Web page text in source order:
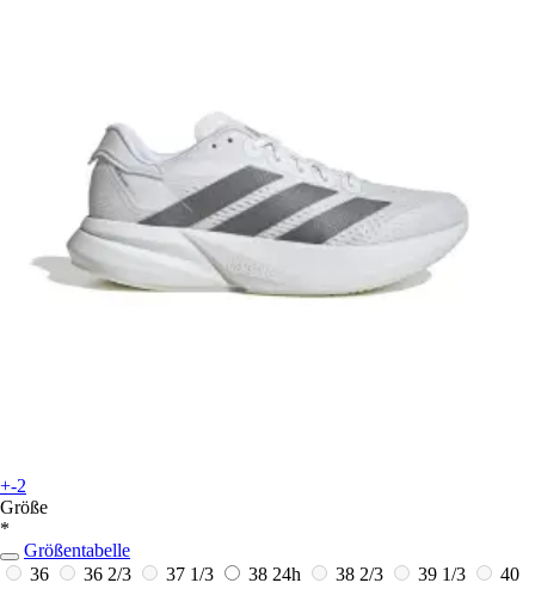
+-2
Größe
*
Größentabelle
36
36 2/3 37 1/3 38 24h 38 2/3 39 1/3
40